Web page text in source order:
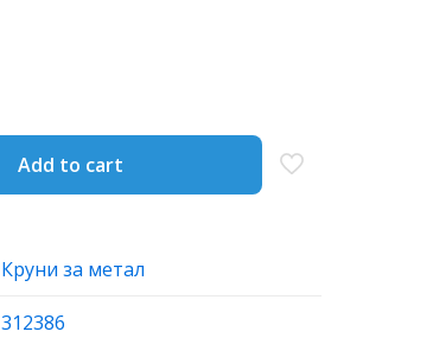
Add to cart
Круни за метал
312386